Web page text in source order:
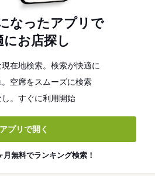
なったアプリで
にお店探し
在地検索。検索が快適に
空席をスムーズに検索
。すぐに利用開始
アプリで開く
月無料でランキング検索！